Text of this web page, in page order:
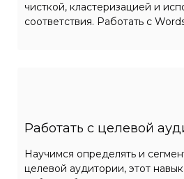
чисткой, кластеризацией и
соответствия. Работать с
Работать с целевой
Научимся определять и
целевой аудитории, этот